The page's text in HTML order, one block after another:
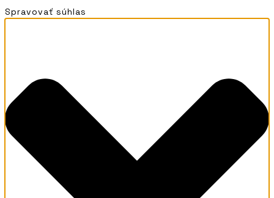
Spravovať súhlas